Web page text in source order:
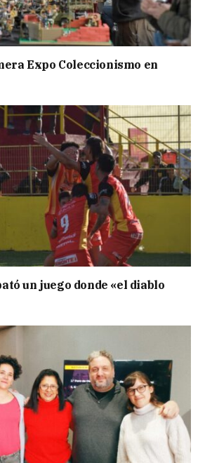
Expo Coleccionismo en
un juego donde «el diablo